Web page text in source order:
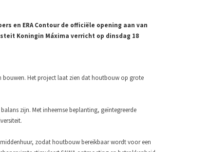
en ERA Contour de officiële opening aan van
Koningin Máxima verricht op dinsdag 18
bouwen. Het project laat zien dat houtbouw op grote
zijn. Met inheemse beplanting, geïntegreerde
zodat houtbouw bereikbaar wordt voor een